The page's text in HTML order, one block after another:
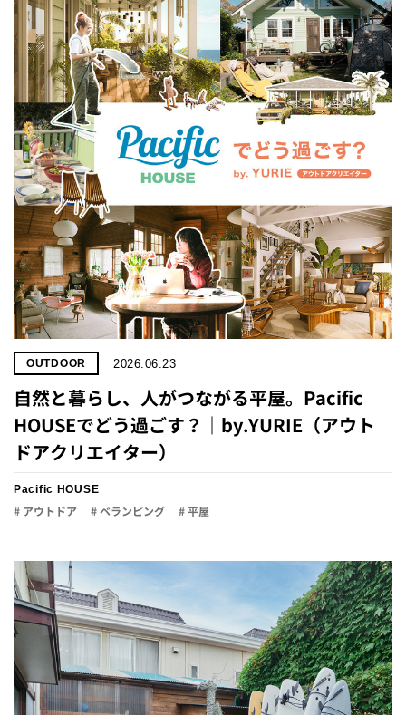
企業の
方へ
お問い
合わせ
プライ
バシー
ポリシ
ー
採用情
報
OUTDOOR 2026.06.23
自然と暮らし、人がつながる平屋。Pacific
HOUSEでどう過ごす？｜by.YURIE（アウト
ドアクリエイター）
Pacific HOUSE
# アウトドア # ベランピング # 平屋